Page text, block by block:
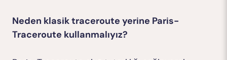
Neden klasik traceroute yerine Paris-
Traceroute kullanmalıyız?